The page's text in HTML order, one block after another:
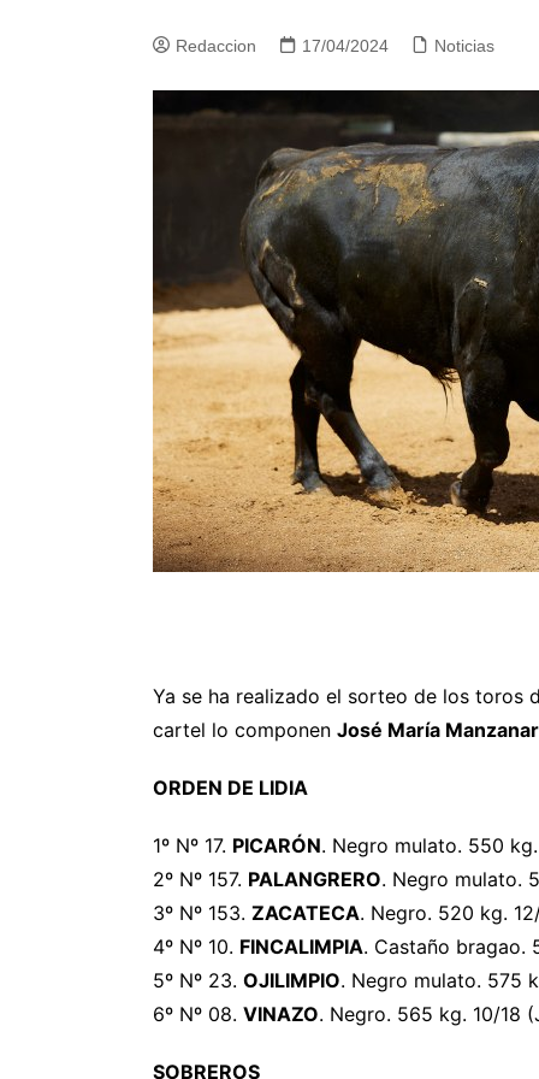
Redaccion 17/04/2024 Noticias
Ya se ha realizado el sorteo de los toros
cartel lo componen José María
ORDEN DE LIDIA
1º Nº 17. PICARÓN. Negro mulato. 550
2º Nº 157. PALANGRERO. Negro mulato.
3º Nº 153. ZACATECA. Negro. 520 kg.
4º Nº 10. FINCALIMPIA. Castaño bragao.
5º Nº 23. OJILIMPIO. Negro mulato. 575
6º Nº 08. VINAZO. Negro. 565 kg. 10/18
SOBREROS